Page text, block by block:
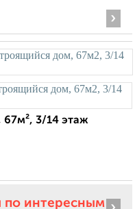
›
67м², 3/14 этаж
по интересным